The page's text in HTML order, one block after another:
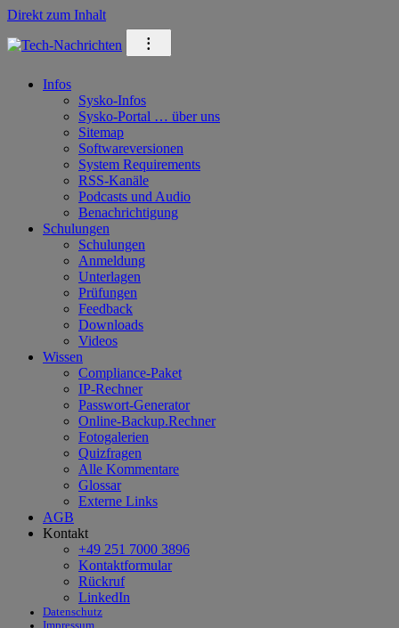
Direkt zum Inhalt
⁝
Infos
Sysko-Infos
Sysko-Portal … über uns
Sitemap
Softwareversionen
System Requirements
RSS-Kanäle
Podcasts und Audio
Benachrichtigung
Schulungen
Schulungen
Anmeldung
Unterlagen
Prüfungen
Feedback
Downloads
Videos
Wissen
Compliance-Paket
IP-Rechner
Passwort-Generator
Online-Backup.Rechner
Fotogalerien
Quizfragen
Alle Kommentare
Glossar
Externe Links
AGB
Kontakt
+49 251 7000 3896
Kontaktformular
Rückruf
LinkedIn
Datenschutz
Impressum